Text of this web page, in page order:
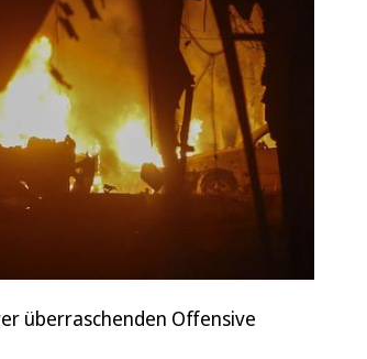
überraschenden Offensive